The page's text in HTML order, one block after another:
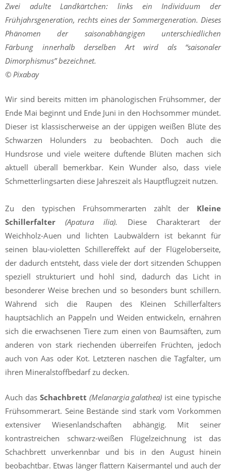
Zwei adulte Landkärtchen: links ein Individuum der
Frühjahrsgeneration, rechts eines der Sommergeneration. Dieses
Phänomen der saisonabhängigen unterschiedlichen
Färbung innerhalb derselben Art wird als “saisonaler
Dimorphismus” bezeichnet.
© Pixabay
Wir sind bereits mitten im phänologischen Frühsommer, der
Ende Mai beginnt und Ende Juni in den Hochsommer mündet.
Dieser ist klassischerweise an der üppigen weißen Blüte des
Schwarzen Holunders zu beobachten. Doch auch die
Hundsrose und viele weitere duftende Blüten machen sich
aktuell überall bemerkbar. Kein Wunder also, dass viele
Schmetterlingsarten diese Jahreszeit als Hauptflugzeit nutzen.
Zu den typischen Frühsommerarten zählt der Kleine
Schillerfalter
(Apatura ilia).
Diese Charakterart der
Weichholz-Auen und lichten Laubwäldern ist bekannt für
seinen blau-violetten Schillereffekt auf der Flügeloberseite,
der dadurch entsteht, dass viele der dort sitzenden Schuppen
speziell strukturiert und hohl sind, dadurch das Licht in
besonderer Weise brechen und so besonders bunt schillern.
Während sich die Raupen des Kleinen Schillerfalters
hauptsächlich an Pappeln und Weiden entwickeln, ernähren
sich die erwachsenen Tiere zum einen von Baumsäften, zum
anderen von stark riechenden überreifen Früchten, jedoch
auch von Aas oder Kot. Letzteren naschen die Tagfalter, um
ihren Mineralstoffbedarf zu decken.
Auch das Schachbrett (Melanargia galathea) ist eine typische
Frühsommerart. Seine Bestände sind stark vom Vorkommen
extensiver Wiesenlandschaften abhängig. Mit seiner
kontrastreichen schwarz-weißen Flügelzeichnung ist das
Schachbrett unverkennbar und bis in den August hinein
beobachtbar. Etwas länger flattern Kaisermantel und auch der